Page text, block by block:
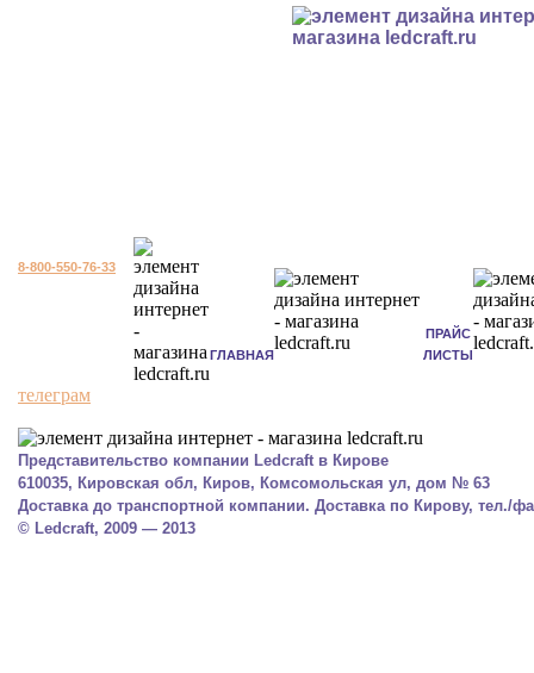
8-800-550-76-33
ГЛАВНАЯ
ПРАЙС
ЛИСТЫ
телеграм
Представительство компании Ledcraft в Кирове
610035, Кировская обл, Киров, Комсомольская ул, дом № 63
Доставка до транспортной компании. Доставка по Кирову, тел./
© Ledcraft, 2009 — 2013